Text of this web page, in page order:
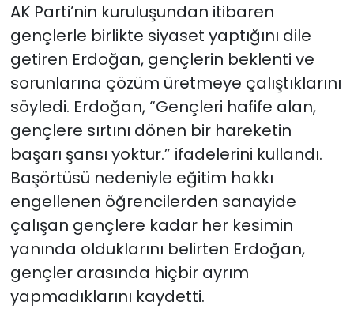
AK Parti’nin kuruluşundan itibaren
gençlerle birlikte siyaset yaptığını dile
getiren Erdoğan, gençlerin beklenti ve
sorunlarına çözüm üretmeye çalıştıklarını
söyledi. Erdoğan, “Gençleri hafife alan,
gençlere sırtını dönen bir hareketin
başarı şansı yoktur.” ifadelerini kullandı.
Başörtüsü nedeniyle eğitim hakkı
engellenen öğrencilerden sanayide
çalışan gençlere kadar her kesimin
yanında olduklarını belirten Erdoğan,
gençler arasında hiçbir ayrım
yapmadıklarını kaydetti.